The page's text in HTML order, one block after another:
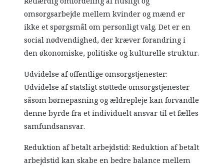
omsorgsarbejde mellem kvinder og mænd er
ikke et spørgsmål om personligt valg. Det er en
social nødvendighed, der kræver forandring i
den økonomiske, politiske og kulturelle struktur.
Udvidelse af offentlige omsorgstjenester:
Udvidelse af statsligt støttede omsorgstjenester
såsom børnepasning og ældrepleje kan forvandle
denne byrde fra et individuelt ansvar til et fælles
samfundsansvar.
Reduktion af betalt arbejdstid: Reduktion af betalt
arbejdstid kan skabe en bedre balance mellem